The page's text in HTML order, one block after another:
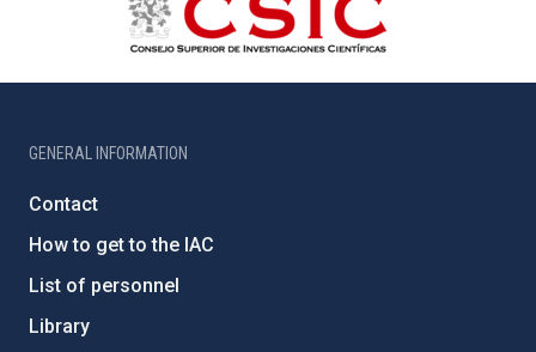
GENERAL INFORMATION
Contact
How to get to the IAC
List of personnel
Library